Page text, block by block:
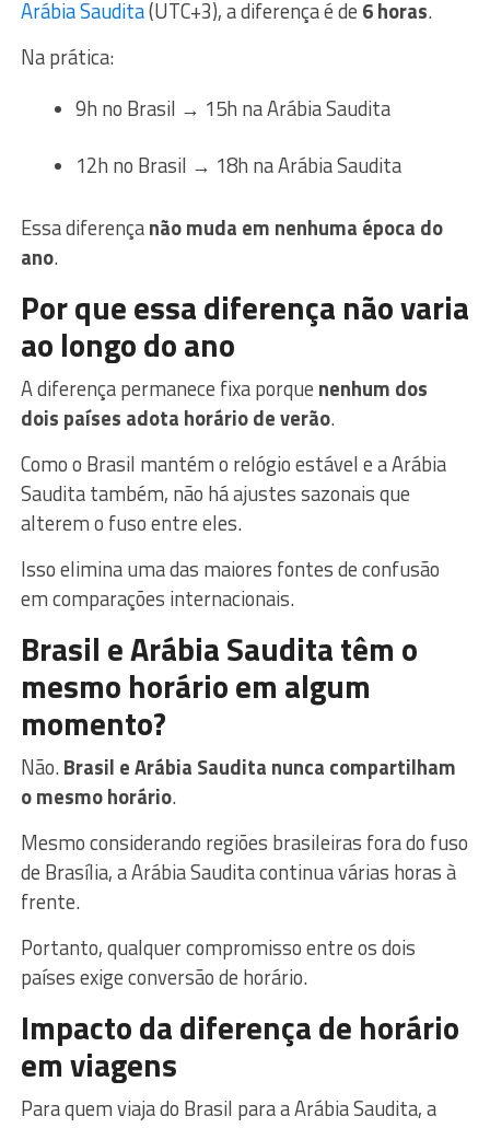
Arábia Saudita(UTC+3), a diferença é de 6 horas.
Na prática:
9h no Brasil → 15h na Arábia Saudita
12h no Brasil → 18h na Arábia Saudita
Essa diferençanão muda em nenhuma época do
ano.
Por que essa diferença não varia
ao longo do ano
A diferença permanece fixa porque nenhum dos
dois países adota horário de verão.
Como o Brasil mantém o relógio estável e a Arábia
Saudita também, não há ajustes sazonais que
alterem o fuso entre eles.
Isso elimina uma das maiores fontes de confusão
em comparações internacionais.
Brasil e Arábia Saudita têm o
mesmo horário em algum
momento?
Não.Brasil e Arábia Saudita nunca compartilham
o mesmo horário.
Mesmo considerando regiões brasileiras fora do fuso
de Brasília, a Arábia Saudita continua várias horas à
frente.
Portanto, qualquer compromisso entre os dois
países exige conversão de horário.
Impacto da diferença de horário
em viagens
Para quem viaja do Brasil para a Arábia Saudita, a